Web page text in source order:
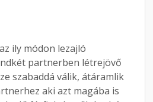
ily módon lezajló
partnerben létrejövő
szabaddá válik, átáramlik
aki azt magába is